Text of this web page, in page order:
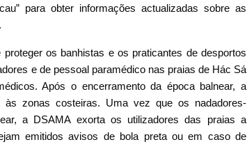
para obter informações actualizadas sobre as
os banhistas e os praticantes de desportos
e de pessoal paramédico nas praias de Hác Sá
Após o encerramento da época balnear, a
zonas costeiras. Uma vez que os nadadores-
a DSAMA exorta os utilizadores das praias a
emitidos avisos de bola preta ou em caso de